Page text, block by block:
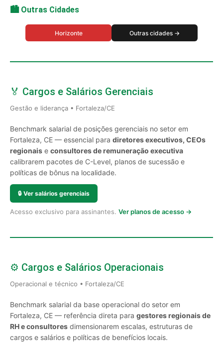
🏙️ Outras Cidades
Horizonte Outras cidades →
🏅 Cargos e Salários Gerenciais
Gestão e liderança • Fortaleza/CE
Benchmark salarial de posições gerenciais no setor em
Fortaleza, CE — essencial para diretores executivos, CEOs
regionais e consultores de remuneração executiva
calibrarem pacotes de C-Level, planos de sucessão e
políticas de bônus na localidade.
🔒 Ver salários gerenciais
Acesso exclusivo para assinantes. Ver planos de acesso →
⚙️ Cargos e Salários Operacionais
Operacional e técnico • Fortaleza/CE
Benchmark salarial da base operacional do setor em
Fortaleza, CE — referência direta para gestores regionais de
RH e consultores dimensionarem escalas, estruturas de
cargos e salários e políticas de benefícios locais.